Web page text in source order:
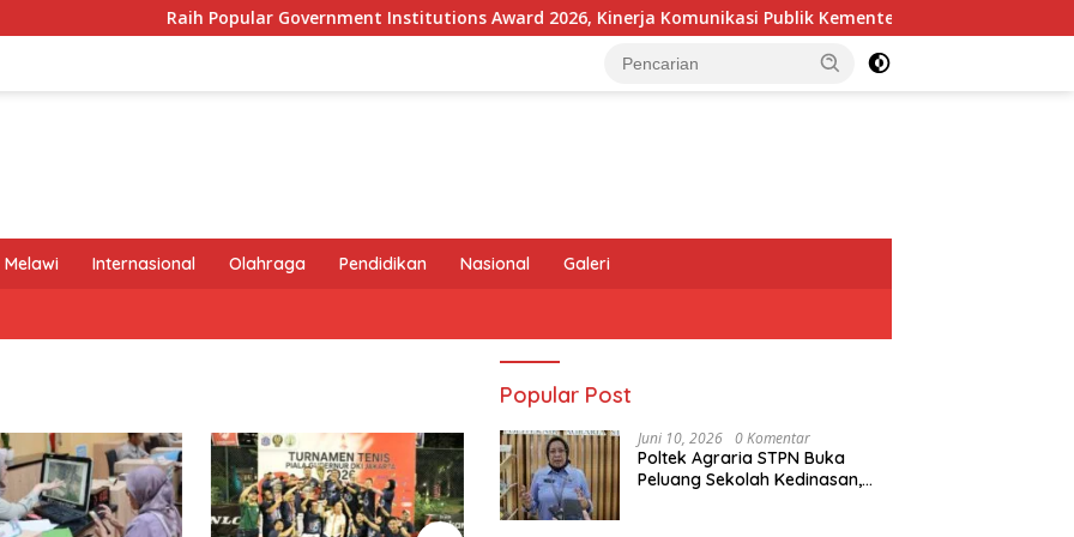
Raih Popular Government Institutions Award 2026, Kinerja Komunikasi Publik Kementerian ATR/BPN Kembali Diakui
Melawi Internasional Olahraga Pendidikan Nasional Galeri
Popular Post
Juni 10, 2026 0 Komentar
Poltek Agraria STPN Buka
Peluang Sekolah Kedinasan,